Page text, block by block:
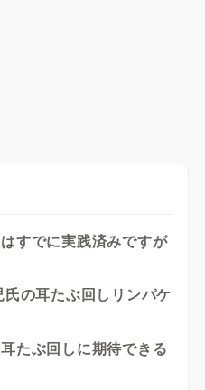
すでに実践済みですが
の耳たぶ回しリンパケ
たぶ回しに期待できる